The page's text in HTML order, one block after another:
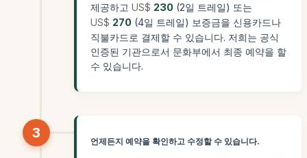
제공하고 US$ 230 (2일 트레일) 또는
US$ 270 (4일 트레일) 보증금을 신용카드나
직불카드로 결제할 수 있습니다. 저희는 공식
인증된 기관으로서 문화부에서 최종 예약을 할
수 있습니다.
3
언제든지 예약을 확인하고 수정할 수 있습니다.